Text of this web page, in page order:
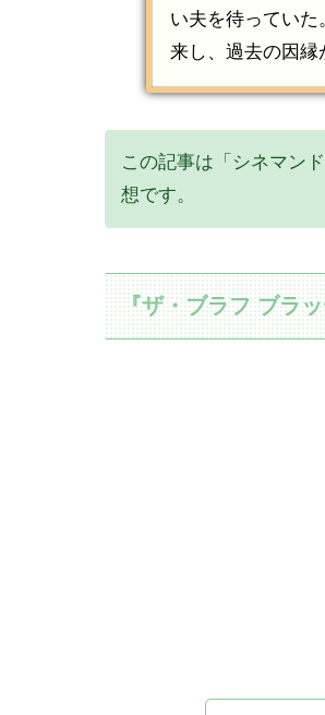
い夫を待ってい
来し、過去の因縁
この記事は「シネマン
想です。
『ザ・ブラフ ブラ